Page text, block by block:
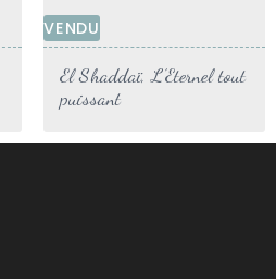
VENDU
El Shaddaï, L’Eternel tout
puissant